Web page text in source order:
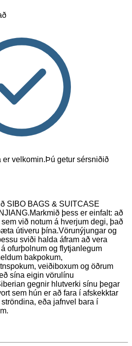
er velkomin.Þú getur sérsniðið
SIBO BAGS & SUITCASE
þess er einfalt: að
við notum á hverjum degi, það
útiveru þína.Vörunýjungar og
sviði halda áfram að vera
ofurþolnum og flytjanlegum
bakpokum,
veiðiboxum og öðrum
sína eigin vörulínu
gegnir hlutverki sínu þegar
sem hún er að fara í afskekktar
eða jafnvel bara í